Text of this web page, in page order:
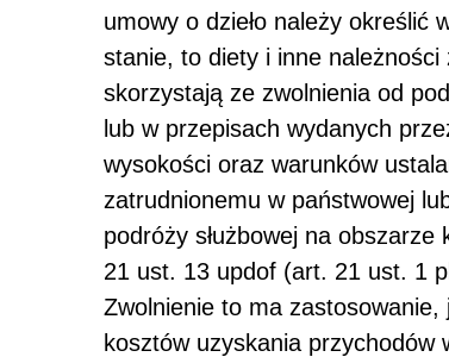
umowy o dzieło należy określić
stanie, to diety i inne
skorzystają ze zwolnienia od
lub w przepisach wydanych
wysokości oraz warunków
zatrudnionemu w państwowej
podróży służbowej na
21 ust. 13 updof (art. 21 ust. 1
Zwolnienie to ma zastosowanie,
kosztów uzyskania przychodów